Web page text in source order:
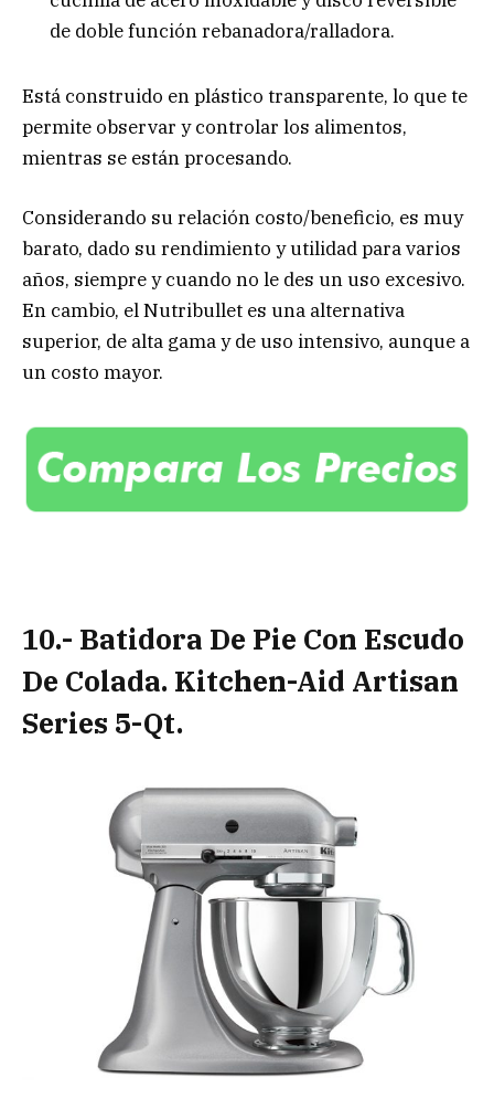
de doble función rebanadora/ralladora.
Está construido en plástico transparente, lo que te
permite observar y controlar los alimentos,
mientras se están procesando.
Considerando su relación costo/beneficio, es muy
barato, dado su rendimiento y utilidad para varios
años, siempre y cuando no le des un uso excesivo.
En cambio, el Nutribullet es una alternativa
superior, de alta gama y de uso intensivo, aunque a
un costo mayor.
10.- Batidora De Pie Con Escudo
De Colada. Kitchen-Aid Artisan
Series 5-Qt.